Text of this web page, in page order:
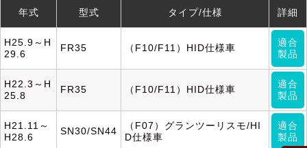
年式 型式 タイプ/仕様 詳細
H25.9～H
29.6
FR35 （F10/F11）HID仕様車
適合
製品
H22.3～H
25.8
FR35 （F10/F11）HID仕様車
適合
製品
H21.11～
H28.6
SN30/SN44
（F07）グランツーリスモ/HI
D仕様車
適合
製品